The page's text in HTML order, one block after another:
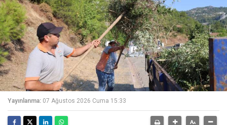
Yayınlanma: 07 Ağustos 2026 Cuma 15:33